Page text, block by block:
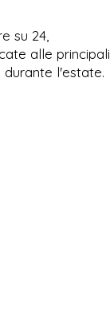
su 24,
alle principali
l'estate.